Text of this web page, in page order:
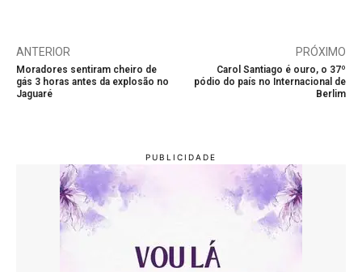
ANTERIOR
Moradores sentiram cheiro de
gás 3 horas antes da explosão no
Jaguaré
PRÓXIMO
Carol Santiago é ouro, o 37º
pódio do país no Internacional de
Berlim